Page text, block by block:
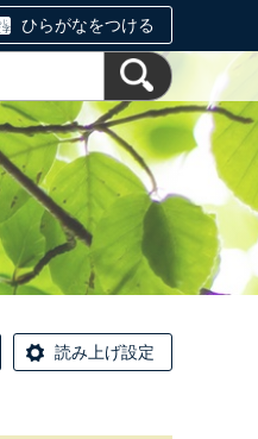
ひらがなをつける
読み上げ設定